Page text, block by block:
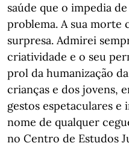
saúde que o impedia
problema. A sua
surpresa. Admirei
criatividade e o seu
prol da humanização
crianças e dos jovens,
gestos espetaculares
nome de qualquer
no Centro de Estudos